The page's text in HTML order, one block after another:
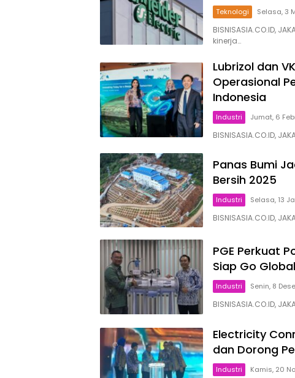
Teknologi Selasa, 3
BISNISASIA.CO.ID,
kinerja…
Lubrizol dan
Operasional
Indonesia
Industri Jumat, 6
BISNISASIA.CO.ID,
Panas Bumi
Bersih 2025
Industri Selasa, 13
BISNISASIA.CO.ID,
PGE Perkuat
Siap Go
Industri Senin, 8
BISNISASIA.CO.ID,
Electricity
dan Dorong
Industri Kamis, 20